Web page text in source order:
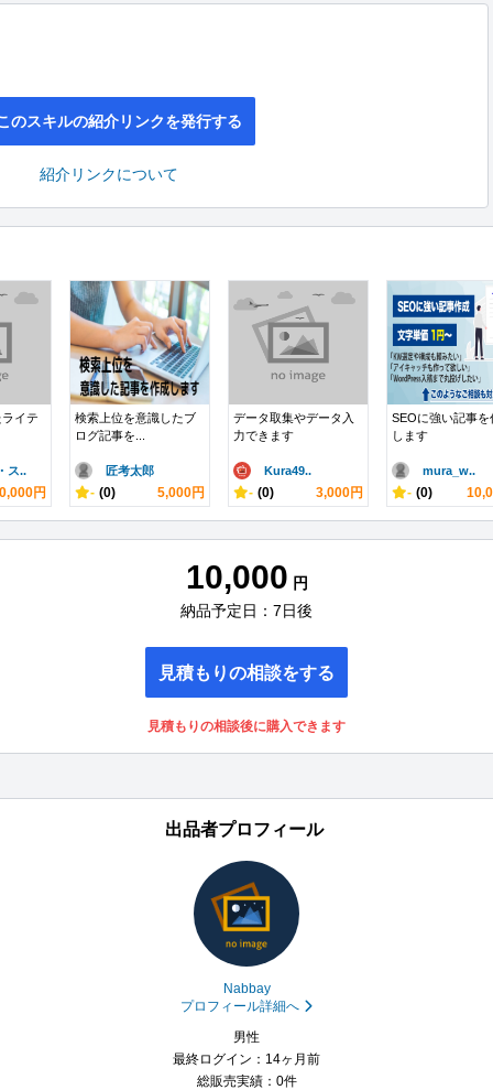
のスキルの紹介リンクを発行する
紹介リンクについて
イテ
ス..
円
検索上位を意識したブ
ログ記事を...
匠考太郎
- (0) 5,000円
データ取集やデータ入
力できます
Kura49..
- (0) 3,000円
SEOに強い記事を
します
mura_w..
- (0)
10,000 円
納品予定日：7日後
見積もりの相談をする
見積もりの相談後に購入できます
出品者プロフィール
Nabbay
プロフィール詳細へ
男性
最終ログイン：14ヶ月前
総販売実績：0件